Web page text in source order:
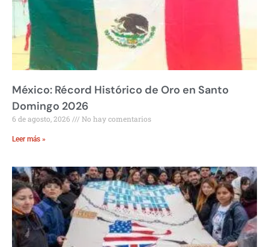
México: Récord Histórico de Oro en Santo
Domingo 2026
6 de agosto, 2026 No hay comentarios
Leer más »